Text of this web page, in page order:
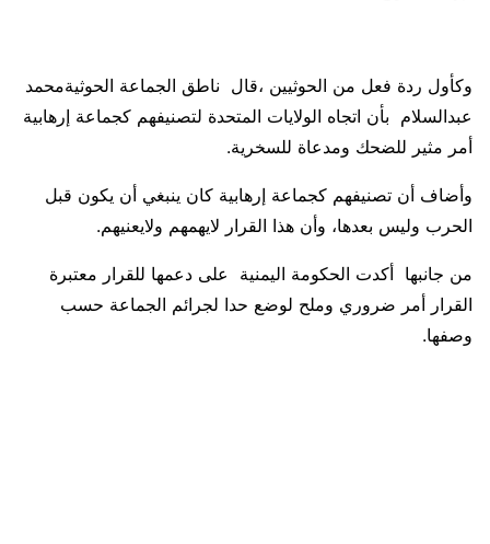
وكأول ردة فعل من الحوثيين ،قال ناطق الجماعة الحوثيةمحمد
عبدالسلام بأن اتجاه الولايات المتحدة لتصنيفهم كجماعة إرهابية
أمر مثير للضحك ومدعاة للسخرية.
وأضاف أن تصنيفهم كجماعة إرهابية كان ينبغي أن يكون قبل
الحرب وليس بعدها، وأن هذا القرار لايهمهم ولايعنيهم.
من جانبها أكدت الحكومة اليمنية على دعمها للقرار معتبرة
القرار أمر ضروري وملح لوضع حدا لجرائم الجماعة حسب
وصفها.